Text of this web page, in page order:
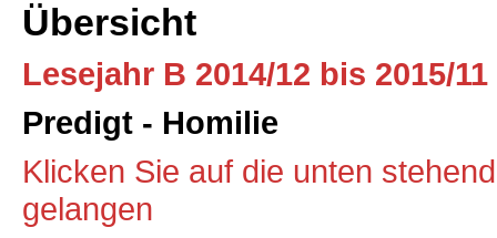
Übersicht
Lesejahr B 2014/12 bis 2015/11
Predigt - Homilie
Klicken Sie auf die unten
gelangen